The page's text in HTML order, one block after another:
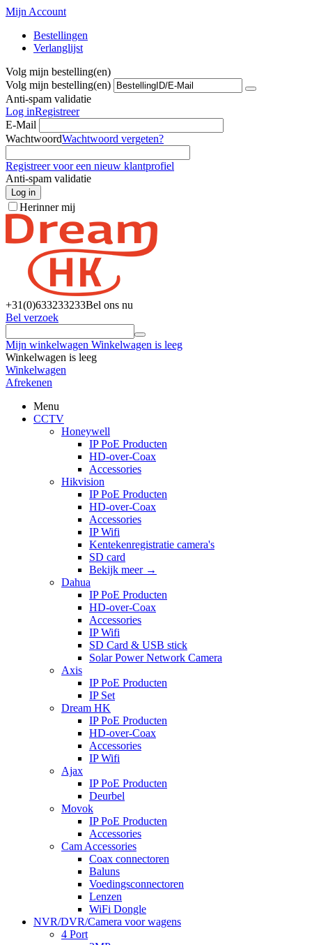
Mijn Account
Bestellingen
Verlanglijst
Volg mijn bestelling(en)
Volg mijn bestelling(en)
Anti-spam validatie
Log inRegistreer
E-Mail
WachtwoordWachtwoord vergeten?
Registreer voor een nieuw klantprofiel
Anti-spam validatie
Log in
Herinner mij
+31(0)633233233Bel ons nu
Bel verzoek
Mijn winkelwagen Winkelwagen is leeg
Winkelwagen is leeg
Winkelwagen
Afrekenen
Menu
CCTV
Honeywell
IP PoE Producten
HD-over-Coax
Accessories
Hikvision
IP PoE Producten
HD-over-Coax
Accessories
IP Wifi
Kentekenregistratie camera's
SD card
Bekijk meer →
Dahua
IP PoE Producten
HD-over-Coax
Accessories
IP Wifi
SD Card & USB stick
Solar Power Network Camera
Axis
IP PoE Producten
IP Set
Dream HK
IP PoE Producten
HD-over-Coax
Accessories
IP Wifi
Ajax
IP PoE Producten
Deurbel
Movok
IP PoE Producten
Accessories
Cam Accessories
Coax connectoren
Baluns
Voedingsconnectoren
Lenzen
WiFi Dongle
NVR/DVR/Camera voor wagens
4 Port